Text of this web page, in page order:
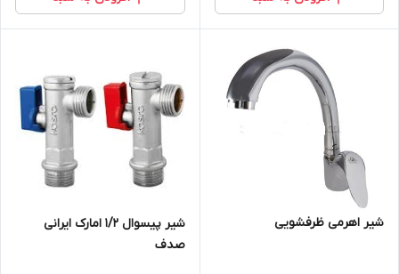
شیر اهرمی ظرفشویی
شیر پیسوال 1/2 امارک ایرانی
صدف